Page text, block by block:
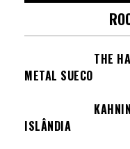
THE
METAL SUECO
ISLÂNDIA